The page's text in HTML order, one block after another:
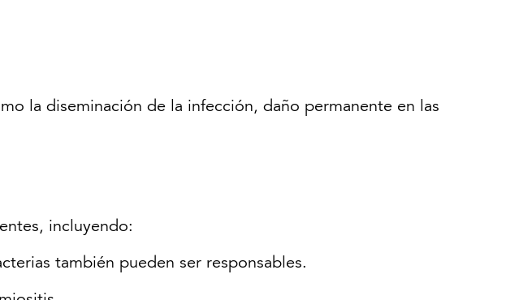
la diseminación de la infección, daño permanente en las
incluyendo:
también pueden ser responsables.